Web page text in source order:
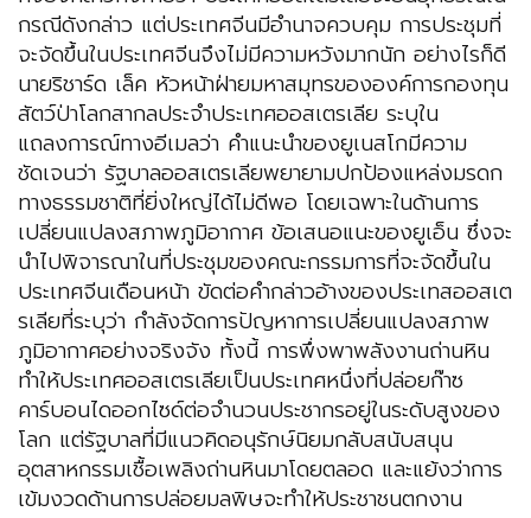
กรณีดังกล่าว แต่ประเทศจีนมีอำนาจควบคุม การประชุมที่
จะจัดขึ้นในประเทศจีนจึงไม่มีความหวังมากนัก อย่างไรก็ดี
นายริชาร์ด เล็ค หัวหน้าฝ่ายมหาสมุทรขององค์การกองทุน
สัตว์ป่าโลกสากลประจำประเทศออสเตรเลีย ระบุใน
แถลงการณ์ทางอีเมลว่า คำแนะนำของยูเนสโกมีความ
ชัดเจนว่า รัฐบาลออสเตรเลียพยายามปกป้องแหล่งมรดก
ทางธรรมชาติที่ยิ่งใหญ่ได้ไม่ดีพอ โดยเฉพาะในด้านการ
เปลี่ยนแปลงสภาพภูมิอากาศ ข้อเสนอแนะของยูเอ็น ซึ่งจะ
นำไปพิจารณาในที่ประชุมของคณะกรรมการที่จะจัดขึ้นใน
ประเทศจีนเดือนหน้า ขัดต่อคำกล่าวอ้างของประเทสออสเต
รเลียที่ระบุว่า กำลังจัดการปัญหาการเปลี่ยนแปลงสภาพ
ภูมิอากาศอย่างจริงจัง ทั้งนี้ การพึ่งพาพลังงานถ่านหิน
ทำให้ประเทศออสเตรเลียเป็นประเทศหนึ่งที่ปล่อยก๊าซ
คาร์บอนไดออกไซด์ต่อจำนวนประชากรอยู่ในระดับสูงของ
โลก แต่รัฐบาลที่มีแนวคิดอนุรักษ์นิยมกลับสนับสนุน
อุตสาหกรรมเชื้อเพลิงถ่านหินมาโดยตลอด และแย้งว่าการ
เข้มงวดด้านการปล่อยมลพิษจะทำให้ประชาชนตกงาน